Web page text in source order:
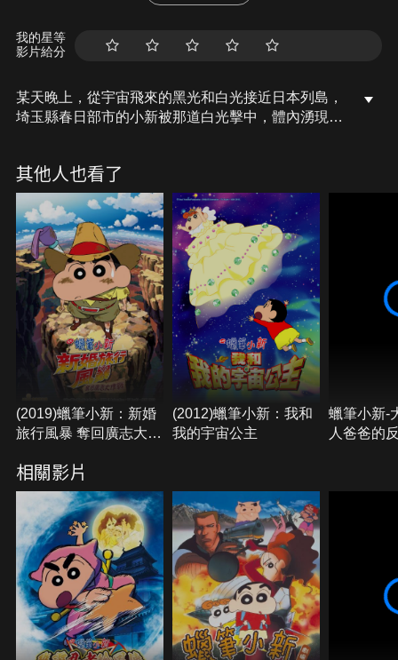
我的星等
影片給分
某天晚上，從宇宙飛來的黑光和白光接近日本列島，
埼玉縣春日部市的小新被那道白光擊中，體內湧現不
壞、混亂、慘叫聲，在全日本都被恐懼支配的此時此
刻，小新挺身而戰！
其他人也看了
(2019)蠟筆小新：新婚
旅行風暴 奪回廣志大作
(2012)蠟筆小新：我和
我的宇宙公主
蠟筆小新-
人爸爸的
相關影片